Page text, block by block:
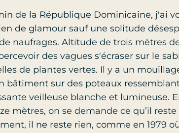
de la République Dominicaine, j'ai
de glamour sauf une solitude
naufrages. Altitude de trois mètres
des vagues s'écraser sur le
de plantes vertes. Il y a un
bâtiment sur des poteaux
veilleuse blanche et lumineuse.
mètres, on se demande ce qu’il reste
il ne reste rien, comme en 1979